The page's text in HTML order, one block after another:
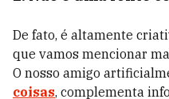
De fato, é altamente
que vamos mencionar
O nosso amigo
coisas, complementa